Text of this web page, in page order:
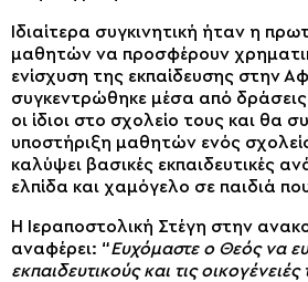
Ιδιαίτερα συγκινητική ήταν η
μαθητών να προσφέρουν
ενίσχυση της εκπαίδευσης στην
συγκεντρώθηκε μέσα από
οι ίδιοι στο σχολείο τους και θα
υποστήριξη μαθητών ενός
καλύψει βασικές εκπαιδευτικές
ελπίδα και χαμόγελο σε παιδιά
Η Ιεραποστολική Στέγη στην
αναφέρει: “Ευχόμαστε ο Θεός να
εκπαιδευτικούς και τις